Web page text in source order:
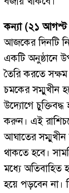
কন্যা (২১ আগস্ট
আজকের দিনটি
একটি অনুষ্ঠানে
তৈরি করতে
চমকের সম্মুখীন
উদ্যোগে
করুন। এই
আঘাতের
থাকতে হবে।
মধ্যে অতিবাহিত
হয়ে পড়বেন না।